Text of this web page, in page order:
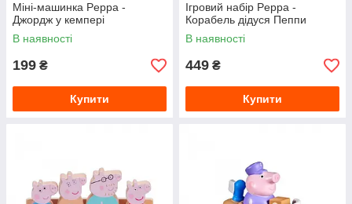
Міні-машинка Peppa -
Джордж у кемпері
В наявності
199 ₴
Купити
Ігровий набір Peppa -
Корабель дідуся Пеппи
В наявності
449 ₴
Купити